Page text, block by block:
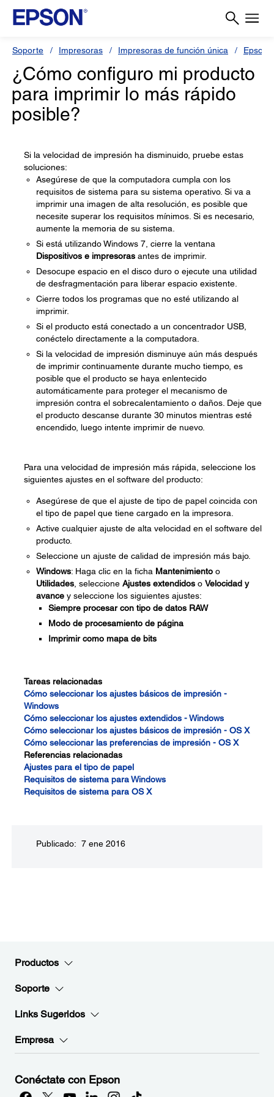
Soporte Impresoras Impresoras de función única Epson
¿Cómo configuro mi producto
para imprimir lo más rápido
posible?
Si la velocidad de impresión ha disminuido, pruebe estas
soluciones:
Asegúrese de que la computadora cumpla con los
requisitos de sistema para su sistema operativo. Si va a
imprimir una imagen de alta resolución, es posible que
necesite superar los requisitos mínimos. Si es necesario,
aumente la memoria de su sistema.
Si está utilizando Windows 7, cierre la ventana
Dispositivos e impresoras antes de imprimir.
Desocupe espacio en el disco duro o ejecute una utilidad
de desfragmentación para liberar espacio existente.
Cierre todos los programas que no esté utilizando al
imprimir.
Si el producto está conectado a un concentrador USB,
conéctelo directamente a la computadora.
Si la velocidad de impresión disminuye aún más después
de imprimir continuamente durante mucho tiempo, es
posible que el producto se haya enlentecido
automáticamente para proteger el mecanismo de
impresión contra el sobrecalentamiento o daños. Deje que
el producto descanse durante 30 minutos mientras esté
encendido, luego intente imprimir de nuevo.
Para una velocidad de impresión más rápida, seleccione los
siguientes ajustes en el software del producto:
Asegúrese de que el ajuste de tipo de papel coincida con
el tipo de papel que tiene cargado en la impresora.
Active cualquier ajuste de alta velocidad en el software del
producto.
Seleccione un ajuste de calidad de impresión más bajo.
Windows: Haga clic en la ficha Mantenimiento o
Utilidades , seleccione Ajustes extendidos o Velocidad y
avance y seleccione los siguientes ajustes:
Siempre procesar con tipo de datos RAW
Modo de procesamiento de página
Imprimir como mapa de bits
Tareas relacionadas
Cómo seleccionar los ajustes básicos de impresión -
Windows
Cómo seleccionar los ajustes extendidos - Windows
Cómo seleccionar los ajustes básicos de impresión - OS X
Cómo seleccionar las preferencias de impresión - OS X
Referencias relacionadas
Ajustes para el tipo de papel
Requisitos de sistema para Windows
Requisitos de sistema para OS X
Publicado: 7 ene 2016
Productos
Soporte
Links Sugeridos
Empresa
Conéctate con Epson